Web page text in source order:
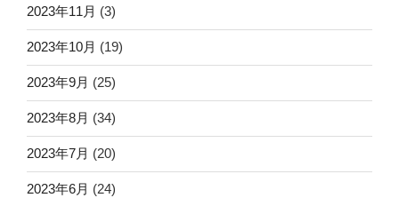
2023年11月 (3)
2023年10月 (19)
2023年9月 (25)
2023年8月 (34)
2023年7月 (20)
2023年6月 (24)